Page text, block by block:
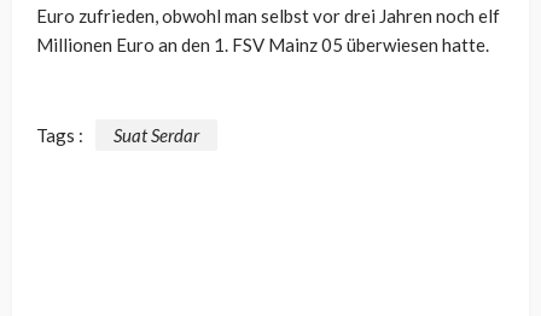
Euro zufrieden, obwohl man selbst vor drei Jahren noch elf
Millionen Euro an den 1. FSV Mainz 05 überwiesen hatte.
Tags : Suat Serdar